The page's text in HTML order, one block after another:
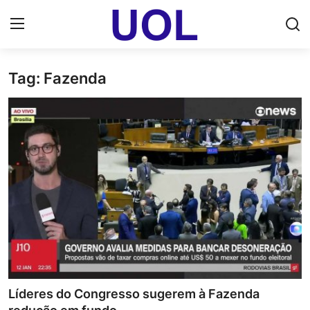
Login
Home
UOL Email Entrar
UOL ADS
Uol pt Bate Papo Gratis
Mundo
Economia
Dólar Cotação de Hoje
Tag: Fazenda
Líderes do Congresso sugerem à Fazenda